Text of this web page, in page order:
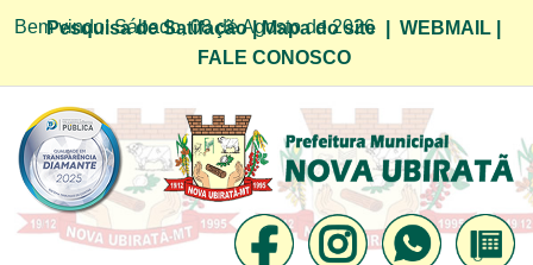
Bem vindo! Sábado, 08 de Agosto de 2026
Pesquisa de Satifação|Mapa do site WEBMAIL
FALE CONOSCO